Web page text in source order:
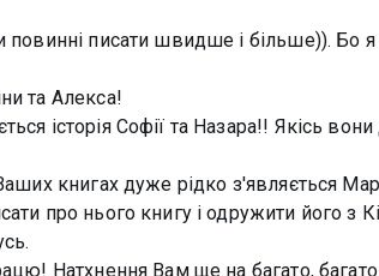
писати швидше і більше)). Бо
та Алекса!
історія Софії та Назара!! Якісь
книгах дуже рідко з'являється
про нього книгу і одружити його з
Натхнення Вам ще на багато, багато